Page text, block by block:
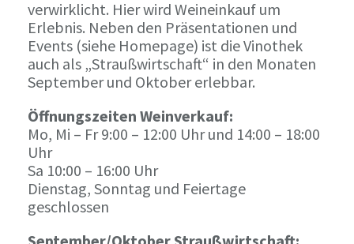
verwirklicht. Hier wird Weineinkauf um
Erlebnis. Neben den Präsentationen und
Events (siehe Homepage) ist die Vinothek
auch als „Straußwirtschaft“ in den Monaten
September und Oktober erlebbar.
Öffnungszeiten Weinverkauf:
Mo, Mi – Fr 9:00 – 12:00 Uhr und 14:00 – 18:00
Uhr
Sa 10:00 – 16:00 Uhr
Dienstag, Sonntag und Feiertage
geschlossen